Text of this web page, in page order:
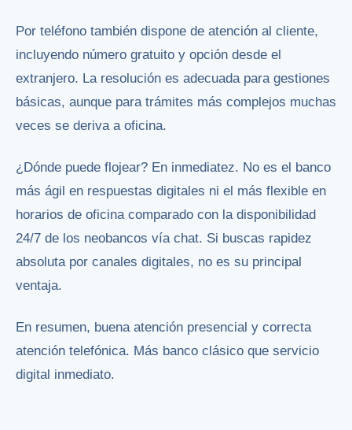
Por teléfono también dispone de atención al cliente,
incluyendo número gratuito y opción desde el
extranjero. La resolución es adecuada para gestiones
básicas, aunque para trámites más complejos muchas
veces se deriva a oficina.
¿Dónde puede flojear? En inmediatez. No es el banco
más ágil en respuestas digitales ni el más flexible en
horarios de oficina comparado con la disponibilidad
24/7 de los neobancos vía chat. Si buscas rapidez
absoluta por canales digitales, no es su principal
ventaja.
En resumen, buena atención presencial y correcta
atención telefónica. Más banco clásico que servicio
digital inmediato.